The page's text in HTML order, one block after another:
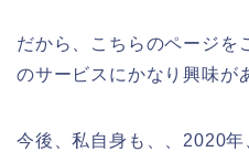
だから、こちらのページを
のサービスにかなり興味が
今後、私自身も、、2020